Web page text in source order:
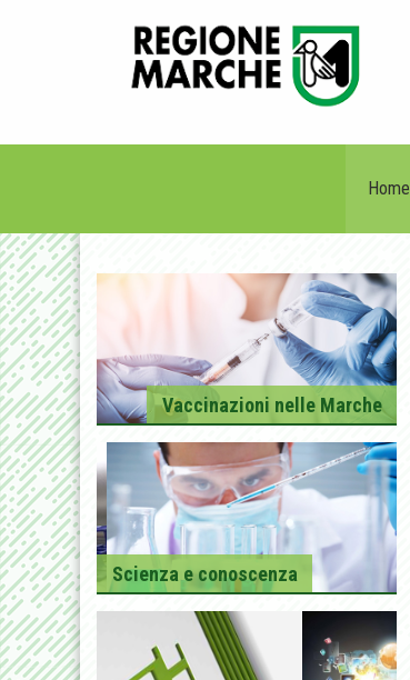
Home
Vaccinazioni nelle Marche
Scienza e conoscenza